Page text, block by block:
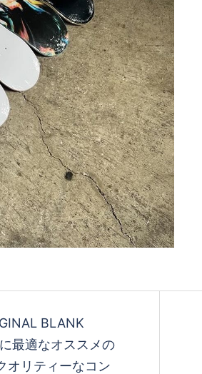
BLANK
最適なオススメの
オリティーなコン